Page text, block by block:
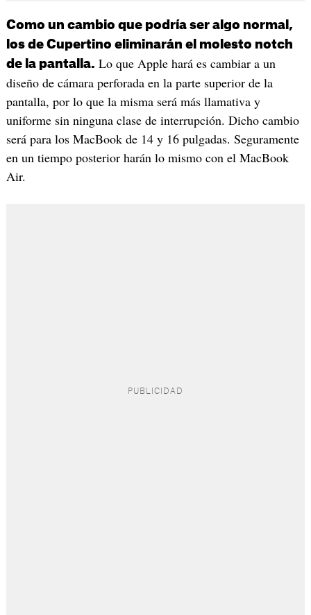
Como un cambio que podría ser algo normal,
los de Cupertino eliminarán el molesto notch
de la pantalla. Lo que Apple hará es cambiar a un
diseño de cámara perforada en la parte superior de la
pantalla, por lo que la misma será más llamativa y
uniforme sin ninguna clase de interrupción. Dicho cambio
será para los MacBook de 14 y 16 pulgadas. Seguramente
en un tiempo posterior harán lo mismo con el MacBook
Air.